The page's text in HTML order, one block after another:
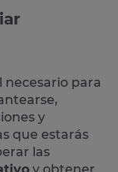
para
y
que estarás
las